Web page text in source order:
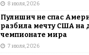
8 июля, 2026
Пулишич не спас
разбила мечту США на
чемпионате мира
7 июля, 2026